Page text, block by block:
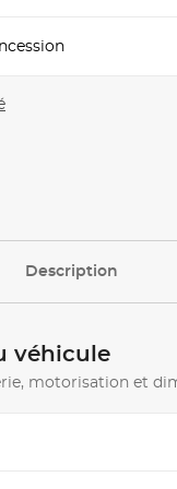
Description
véhicule
motorisation et